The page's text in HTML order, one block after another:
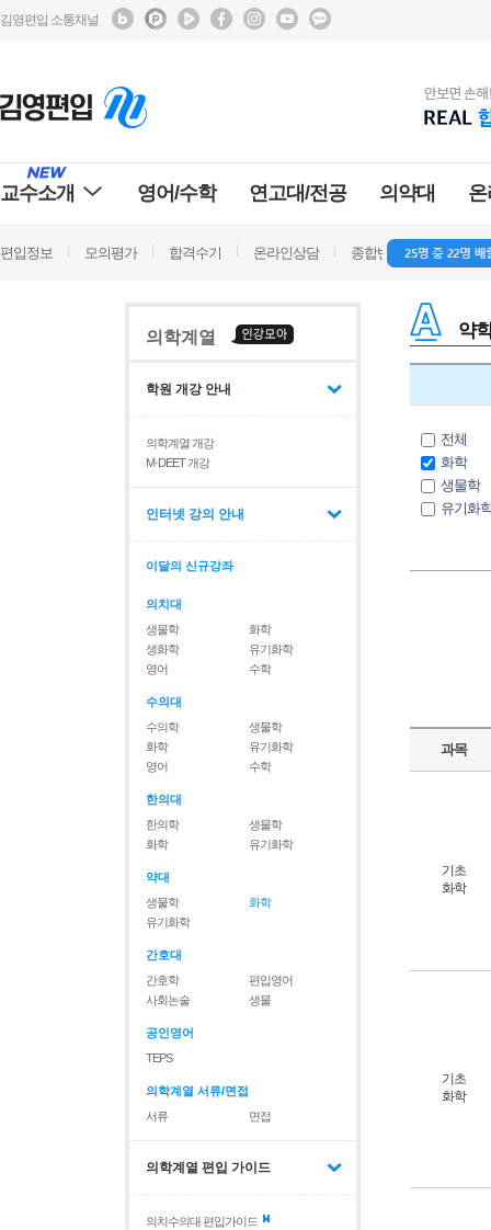
김영편입 소통채널
교수소개 영어/수학 연고대/전공 의약대
편입정보 모의평가 합격수기 온라인상담 종합반 방문상담
의학계열
학원 개강 안내
의학계열 개강
M·DEET 개강
인터넷 강의 안내
이달의 신규강좌
의치대
생물학
화학
생화학
유기화학
영어
수학
수의대
수의학
생물학
화학
유기화학
영어
수학
한의대
한의학
생물학
화학
유기화학
약대
생물학
화학
유기화학
간호대
간호학
편입영어
사회논술
생물
공인영어
TEPS
의학계열 서류/면접
서류
면접
의학계열 편입 가이드
의치수의대 편입가이드
약
전체
화학
생물학
유기화
과목
기초
화학
기초
화학